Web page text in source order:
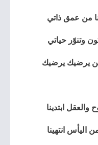
من عمق ذاتي
وتنوّر حياتي
يرضيك يرضيك
ابتدينا
اليأس انتهينا